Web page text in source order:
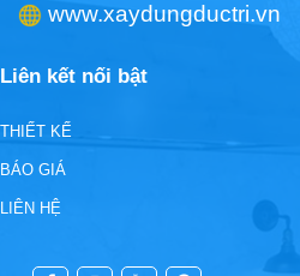
www.xaydungductri.vn
Liên kết nối bật
THIẾT KẾ
BÁO GIÁ
LIÊN HỆ